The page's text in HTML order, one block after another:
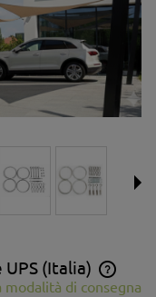
(Italia)
modalità di consegna